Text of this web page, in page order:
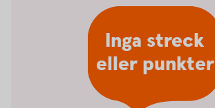
Inga streck
eller punkter